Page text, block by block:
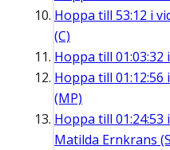
Hoppa till 53:12 i
(C)
Hoppa till 01:03:32
Hoppa till 01:12:56
(MP)
Hoppa till 01:24:53
Matilda Ernkrans